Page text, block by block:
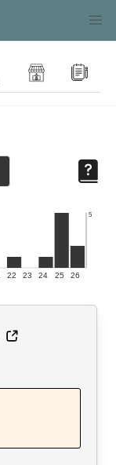
5
22 23 24 25 26